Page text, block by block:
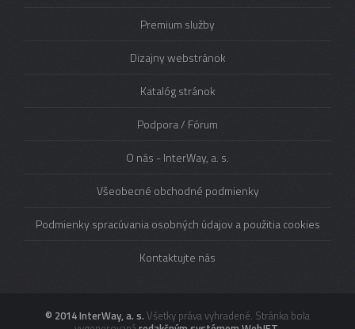
Premium služby
Dizajny webstránok
Katalóg stránok
Podpora / Fórum
O nás - InterWay, a. s.
Všeobecné obchodné podmienky
Podmienky spracúvania osobných údajov a použitia cookies
Kontaktujte nás
© 2014 InterWay, a. s. Všetky práva vyhradené. Stránka bola